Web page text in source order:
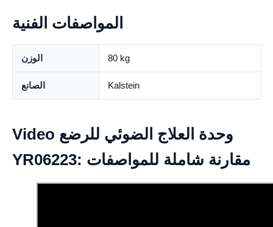
المواصفات الفنية
الوزن 80 kg
الصانع Kalstein
Video وحدة العلاج الضوئي للرضع
YR06223: مقارنة شاملة للمواصفات